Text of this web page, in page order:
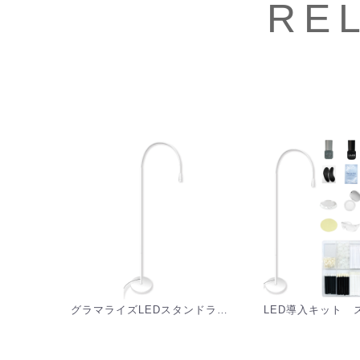
グラマライズLEDスタンドライト(付け替え用) GLAMORIZE- LED STAND LIGHT - [G-LPLN]